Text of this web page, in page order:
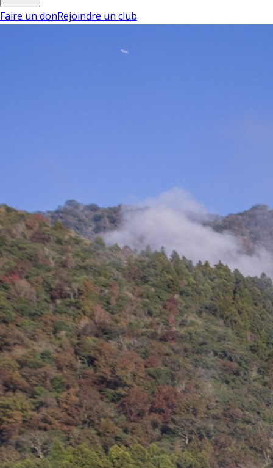
Faire un donRejoindre un club